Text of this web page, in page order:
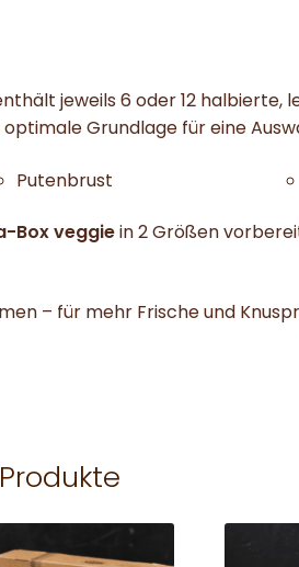
jeweils 6 oder 12 halbierte,
Grundlage für eine
Putenbrust
Box veggiein 2 Größen
– für mehr Frische und